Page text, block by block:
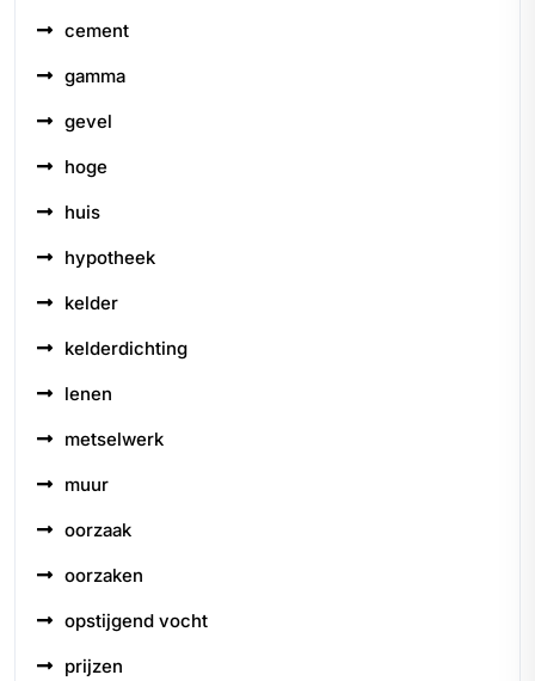
cement
gamma
gevel
hoge
huis
hypotheek
kelder
kelderdichting
lenen
metselwerk
muur
oorzaak
oorzaken
opstijgend vocht
prijzen